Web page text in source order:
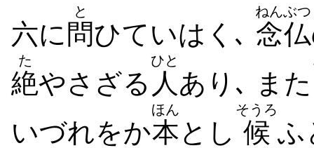
六に 問
と
ひていはく､ 念仏
ねんぶつ
絶
た
やさざる 人
ひと
あり､ また
いづれをか本
ほん
とし 候
そうろ
ふ